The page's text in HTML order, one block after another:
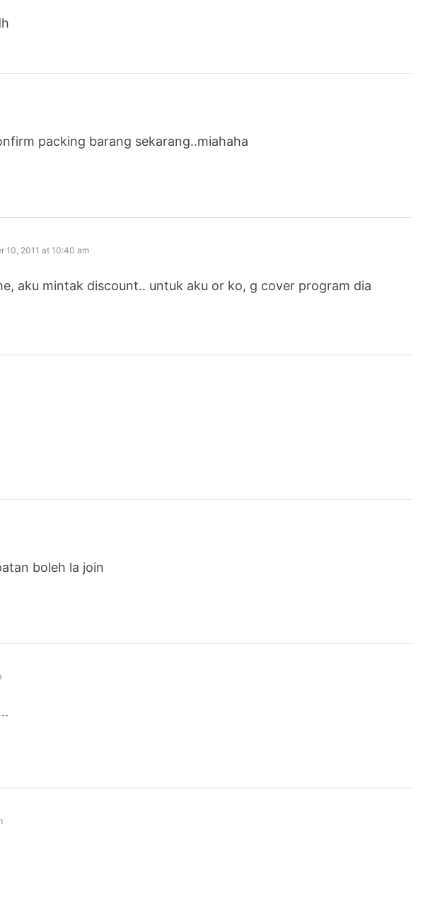
packing barang sekarang..miahaha
10, 2011 at 10:40 am
aku mintak discount.. untuk aku or ko, g cover program dia
boleh la join